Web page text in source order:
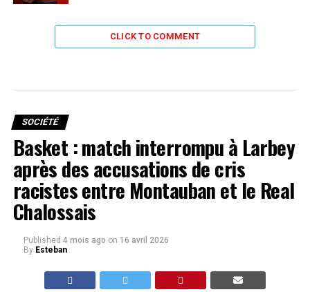
CLICK TO COMMENT
SOCIÉTÉ
Basket : match interrompu à Larbey
après des accusations de cris
racistes entre Montauban et le Real
Chalossais
Published 4 mois ago on 16 avril 2026
By Esteban